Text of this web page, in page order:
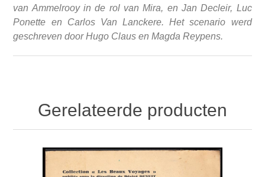
van Ammelrooy in de rol van Mira, en Jan Decleir, Luc
Ponette en Carlos Van Lanckere. Het scenario werd
geschreven door Hugo Claus en Magda Reypens.
Gerelateerde producten